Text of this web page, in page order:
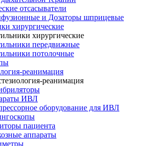
отсасыватели
и Дозаторы шприцевые
хирургические
хирургические
передвижные
потолочные
реанимация
реанимация
ИВЛ
оборудование для ИВЛ
пациента
аппараты